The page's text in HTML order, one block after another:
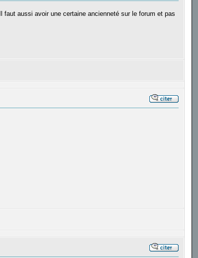
Il faut aussi avoir une certaine ancienneté sur le forum et pas